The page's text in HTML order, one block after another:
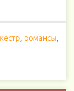
, романсы,